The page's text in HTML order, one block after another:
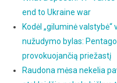
end to Ukraine war
Kodėl „giluminė
nužudymo bylas:
provokuojančią priežastį
Raudona mėsa nekelia